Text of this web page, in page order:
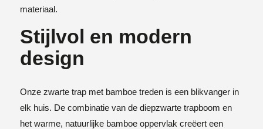
materiaal.
Stijlvol en modern
design
Onze zwarte trap met bamboe treden is een blikvanger in
elk huis. De combinatie van de diepzwarte trapboom en
het warme, natuurlijke bamboe oppervlak creëert een